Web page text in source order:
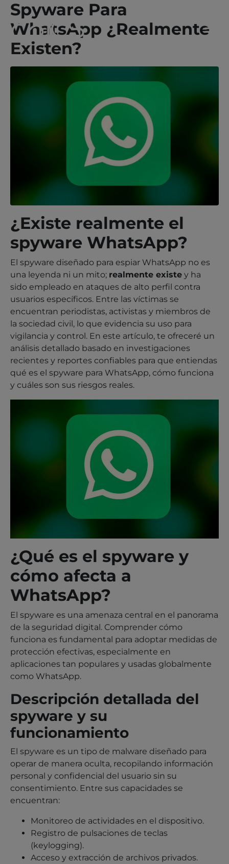
Spyware Para
WhatsApp ¿Realmente
Existen?
¿Existe realmente el
spyware WhatsApp?
El spyware diseñado para espiar WhatsApp no es
una leyenda ni un mito; realmente existe y ha
sido empleado en ataques de alto perfil contra
usuarios específicos. Entre las víctimas se
encuentran periodistas, activistas y miembros de
la sociedad civil, lo que evidencia su uso para
vigilancia y control. En este artículo, te ofreceré un
análisis detallado basado en investigaciones
recientes y reportes confiables para que entiendas
qué es el spyware para WhatsApp, cómo funciona
y cuáles son sus riesgos reales.
¿Qué es el spyware y
cómo afecta a
WhatsApp?
El spyware es una amenaza central en el panorama
de la seguridad digital. Comprender cómo
funciona es fundamental para adoptar medidas de
protección efectivas, especialmente en
aplicaciones tan populares y usadas globalmente
como WhatsApp.
Descripción detallada del
spyware y su
funcionamiento
El spyware es un tipo de malware diseñado para
operar de manera oculta, recopilando información
personal y confidencial del usuario sin su
consentimiento. Entre sus capacidades se
encuentran:
Monitoreo de actividades en el dispositivo.
Registro de pulsaciones de teclas
(keylogging).
Acceso y extracción de archivos privados.